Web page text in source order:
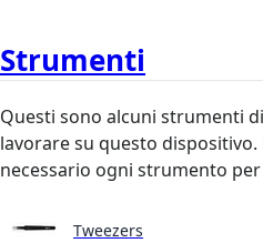
Strumenti
Questi sono alcuni strumenti
lavorare su questo
necessario ogni strumento
Tweezers